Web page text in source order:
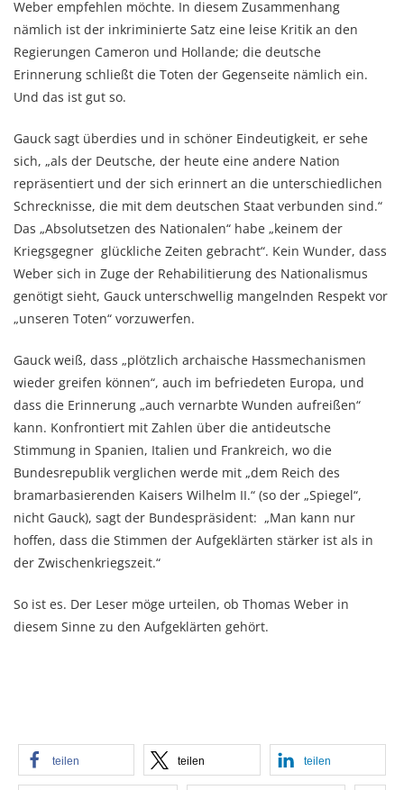
Weber empfehlen möchte. In diesem Zusammenhang
nämlich ist der inkriminierte Satz eine leise Kritik an den
Regierungen Cameron und Hollande; die deutsche
Erinnerung schließt die Toten der Gegenseite nämlich ein.
Und das ist gut so.
Gauck sagt überdies und in schöner Eindeutigkeit, er sehe
sich, „als der Deutsche, der heute eine andere Nation
repräsentiert und der sich erinnert an die unterschiedlichen
Schrecknisse, die mit dem deutschen Staat verbunden sind.“
Das „Absolutsetzen des Nationalen“ habe „keinem der
Kriegsgegner glückliche Zeiten gebracht“. Kein Wunder, dass
Weber sich in Zuge der Rehabilitierung des Nationalismus
genötigt sieht, Gauck unterschwellig mangelnden Respekt vor
„unseren Toten“ vorzuwerfen.
Gauck weiß, dass „plötzlich archaische Hassmechanismen
wieder greifen können“, auch im befriedeten Europa, und
dass die Erinnerung „auch vernarbte Wunden aufreißen“
kann. Konfrontiert mit Zahlen über die antideutsche
Stimmung in Spanien, Italien und Frankreich, wo die
Bundesrepublik verglichen werde mit „dem Reich des
bramarbasierenden Kaisers Wilhelm II.“ (so der „Spiegel“,
nicht Gauck), sagt der Bundespräsident: „Man kann nur
hoffen, dass die Stimmen der Aufgeklärten stärker ist als in
der Zwischenkriegszeit.“
So ist es. Der Leser möge urteilen, ob Thomas Weber in
diesem Sinne zu den Aufgeklärten gehört.
teilen teilen teilen